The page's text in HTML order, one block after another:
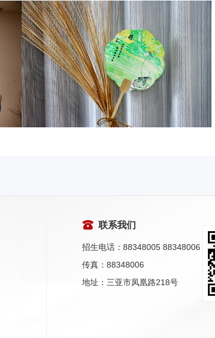
联系我们
招生电话：88348005 88348006
传真：88348006
地址：三亚市凤凰路218号